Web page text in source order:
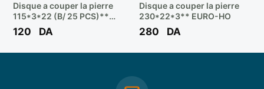
Disque a couper la pierre
115*3*22 (B/ 25 PCS)**
EURO-HO
120 DA
Disque a couper la pierre
230*22*3** EURO-HO
280 DA